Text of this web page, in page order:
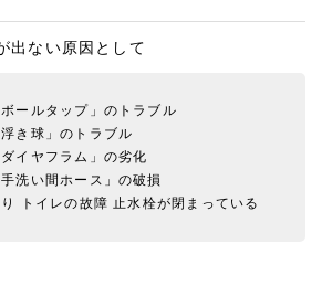
出ない原因として
ールタップ」のトラブル
き球」のトラブル
イヤフラム」の劣化
洗い間ホース」の破損
トイレの故障 止水栓が閉まっている